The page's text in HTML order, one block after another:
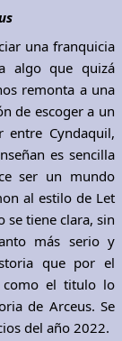
una franquicia
algo que quizá
remonta a una
de escoger a un
entre Cyndaquil,
es sencilla
ser un mundo
al estilo de Let
se tiene clara, sin
más serio y
que por el
como el titulo lo
de Arceus. Se
del año 2022.